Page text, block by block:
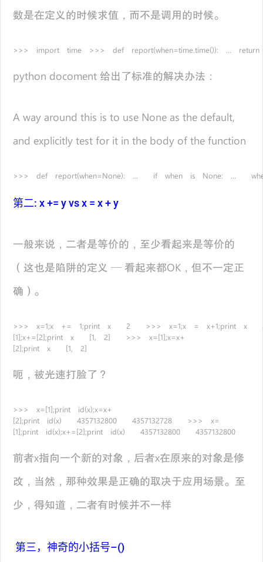
数是在定义的时候求值，而不是调用的时候。
>>> import time >>> def report(when=time.time()): ... return
python docoment 给出了标准的解决办法：
A way around this is to use None as the default,
and explicitly test for it in the body of the function
>>> def report(when=None): ... if when is None: ... when
第二: x += y vs x = x + y
一般来说，二者是等价的，至少看起来是等价的
（这也是陷阱的定义 — 看起来都OK，但不一定正
确）。
>>> x=1;x += 1;print x 2 >>> x=1;x = x+1;print
[1];x+=[2];print x [1, 2] >>> x=[1];x=x+
[2];print x [1, 2]
呃，被光速打脸了？
>>> x=[1];print id(x);x=x+
[2];print id(x) 4357132800 4357132728 >>> x=
[1];print id(x);x+=[2];print id(x) 4357132800 4357132800
前者x指向一个新的对象，后者x在原来的对象是修
改，当然，那种效果是正确的取决于应用场景。至
少，得知道，二者有时候并不一样
第三，神奇的小括号–()